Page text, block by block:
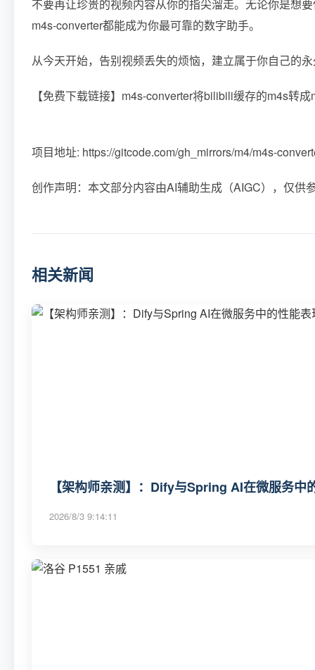
不要再让珍贵的视频内容从你的指尖溜走。无论你是想
m4s-converter都能成为你最可靠的数字助手。
从今天开始，告别视频丢失的烦恼，建立属于你自己的
【免费下载链接】m4s-converter将bilibili缓存的m4s转
项目地址: https://gitcode.com/gh_mirrors/m4/m4s-
创作声明：本文部分内容由AI辅助生成（AIGC），仅供
相关新闻
【架构师亲测】：Dify与Spring AI在微服务中
2026/8/3 9:14:11